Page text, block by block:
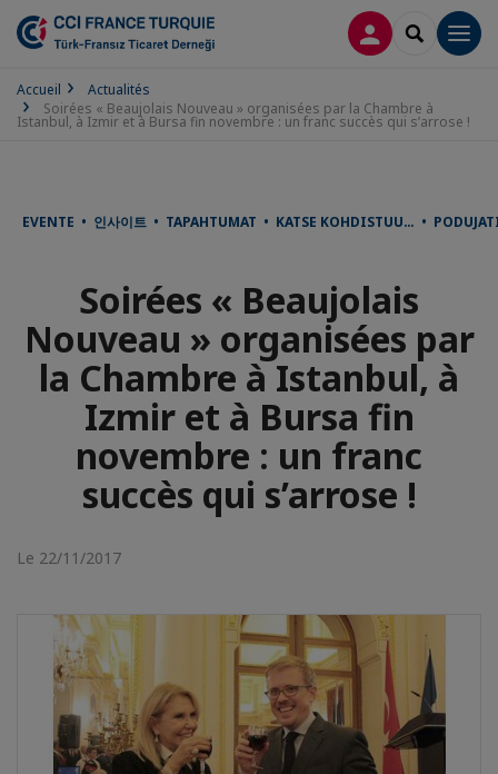
CONNEXION
Accueil
Actualités
Soirées « Beaujolais Nouveau » organisées par la Chambre à
Istanbul, à Izmir et à Bursa fin novembre : un franc succès qui s’arrose !
EVENTE • 인사이트 • TAPAHTUMAT • KATSE KOHDISTUU… •
Soirées « Beaujolais
Nouveau » organisées par
la Chambre à Istanbul, à
Izmir et à Bursa fin
novembre : un franc
succès qui s’arrose !
Le 22/11/2017